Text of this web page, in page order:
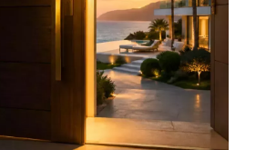
de una competición termina
partido. La realidad suele ser
dominó comienza con la visibilidad
llega el interés turístico.